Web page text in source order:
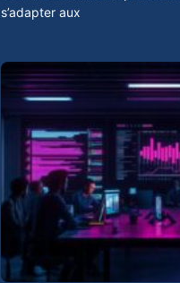
s’adapter aux